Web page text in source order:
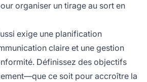
organiser un tirage au sort en
exige une planification
claire et une gestion
Définissez des objectifs
ce soit pour accroître la